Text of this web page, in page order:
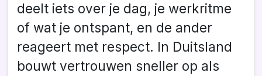
deelt iets over je dag, je werkritme
of wat je ontspant, en de ander
reageert met respect. In Duitsland
bouwt vertrouwen sneller op als